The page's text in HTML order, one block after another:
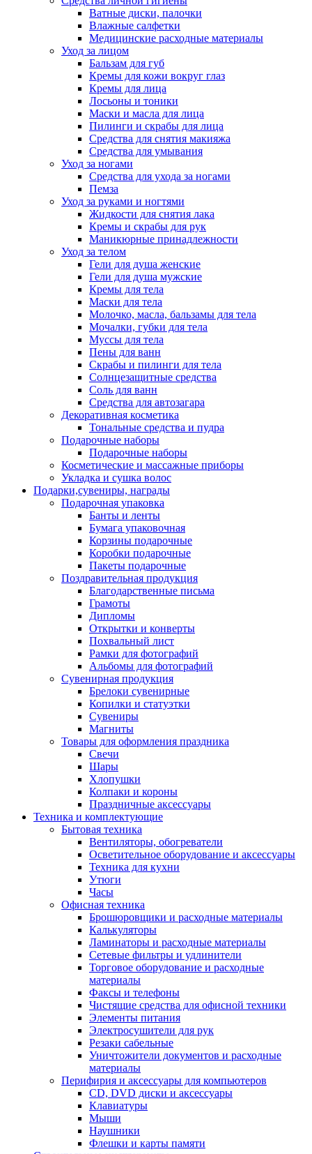
Ватные диски, палочки
Влажные салфетки
Медицинские расходные материалы
Уход за лицом
Бальзам для губ
Кремы для кожи вокруг глаз
Кремы для лица
Лосьоны и тоники
Маски и масла для лица
Пилинги и скрабы для лица
Средства для снятия макияжа
Средства для умывания
Уход за ногами
Средства для ухода за ногами
Пемза
Уход за руками и ногтями
Жидкости для снятия лака
Кремы и скрабы для рук
Маникюрные принадлежности
Уход за телом
Гели для душа женские
Гели для душа мужские
Кремы для тела
Маски для тела
Молочко, масла, бальзамы для тела
Мочалки, губки для тела
Муссы для тела
Пены для ванн
Скрабы и пилинги для тела
Солнцезащитные средства
Соль для ванн
Средства для автозагара
Декоративная косметика
Тональные средства и пудра
Подарочные наборы
Подарочные наборы
Косметические и массажные приборы
Укладка и сушка волос
Подарки,сувениры, награды
Подарочная упаковка
Банты и ленты
Бумага упаковочная
Корзины подарочные
Коробки подарочные
Пакеты подарочные
Поздравительная продукция
Благодарственные письма
Грамоты
Дипломы
Открытки и конверты
Похвальный лист
Рамки для фотографий
Альбомы для фотографий
Сувенирная продукция
Брелоки сувенирные
Копилки и статуэтки
Сувениры
Магниты
Товары для оформления праздника
Свечи
Шары
Хлопушки
Колпаки и короны
Праздничные аксессуары
Техника и комплектующие
Бытовая техника
Вентиляторы, обогреватели
Осветительное оборудование и аксессуары
Техника для кухни
Утюги
Часы
Офисная техника
Брошюровщики и расходные материалы
Калькуляторы
Ламинаторы и расходные материалы
Сетевые фильтры и удлинители
Торговое оборудование и расходные
материалы
Факсы и телефоны
Чистящие средства для офисной техники
Элементы питания
Электросушители для рук
Резаки сабельные
Уничтожители документов и расходные
материалы
Перифирия и аксессуары для компьютеров
CD, DVD диски и аксессуары
Клавиатуры
Мыши
Наушники
Флешки и карты памяти